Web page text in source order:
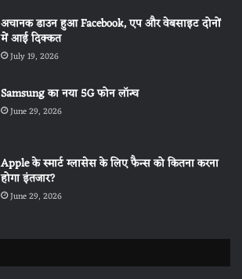
अचानक डाउन हुआ Facebook, एप और वेबसाइट दोनों
में आई दिक्कत
July 19, 2026
Samsung का नया 5G फोन लॉन्च
June 29, 2026
Apple के स्मार्ट ग्लासेस के लिए फैन्स को कितना करना
होगा इंतजार?
June 29, 2026